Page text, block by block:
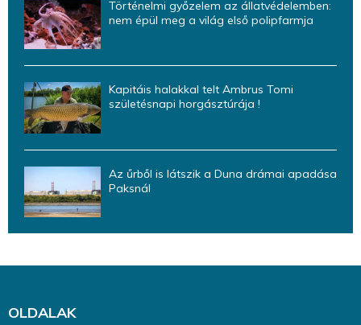
Történelmi győzelem az állatvédelemben:
nem épül meg a világ első polipfarmja
Kapitáis halakkal telt Ambrus Tomi
születésnapi horgásztúrája !
Az űrből is látszik a Duna drámai apadása
Paksnál
OLDALAK